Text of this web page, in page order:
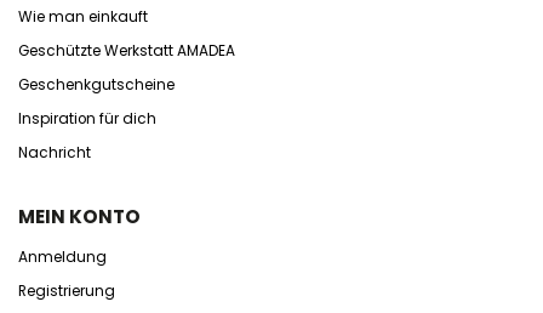
Wie man einkauft
Geschützte Werkstatt AMADEA
Geschenkgutscheine
Inspiration für dich
Nachricht
MEIN KONTO
Anmeldung
Registrierung